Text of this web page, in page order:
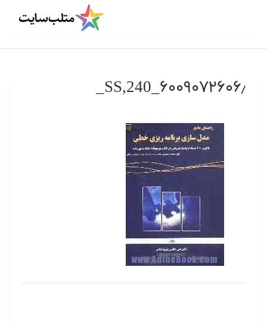
۶۰۰۹۰۷۲۶۰۶٫_SS,240_